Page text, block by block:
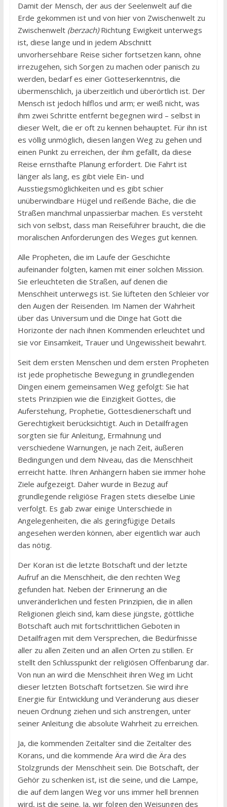
Damit der Mensch, der aus der Seelenwelt auf die
Erde gekommen ist und von hier von Zwischenwelt zu
Zwischenwelt (berzach)Richtung Ewigkeit unterwegs
ist, diese lange und in jedem Abschnitt
unvorhersehbare Reise sicher fortsetzen kann, ohne
irrezugehen, sich Sorgen zu machen oder panisch zu
werden, bedarf es einer Gotteserkenntnis, die
übermenschlich, ja überzeitlich und überörtlich ist. Der
Mensch ist jedoch hilflos und arm; er weiß nicht, was
ihm zwei Schritte entfernt begegnen wird – selbst in
dieser Welt, die er oft zu kennen behauptet. Für ihn ist
es völlig unmöglich, diesen langen Weg zu gehen und
einen Punkt zu erreichen, der ihm gefällt, da diese
Reise ernsthafte Planung erfordert. Die Fahrt ist
länger als lang, es gibt viele Ein- und
Ausstiegsmöglichkeiten und es gibt schier
unüberwindbare Hügel und reißende Bäche, die die
Straßen manchmal unpassierbar machen. Es versteht
sich von selbst, dass man Reiseführer braucht, die die
moralischen Anforderungen des Weges gut kennen.
Alle Propheten, die im Laufe der Geschichte
aufeinander folgten, kamen mit einer solchen Mission.
Sie erleuchteten die Straßen, auf denen die
Menschheit unterwegs ist. Sie lüfteten den Schleier vor
den Augen der Reisenden. Im Namen der Wahrheit
über das Universum und die Dinge hat Gott die
Horizonte der nach ihnen Kommenden erleuchtet und
sie vor Einsamkeit, Trauer und Ungewissheit bewahrt.
Seit dem ersten Menschen und dem ersten Propheten
ist jede prophetische Bewegung in grundlegenden
Dingen einem gemeinsamen Weg gefolgt: Sie hat
stets Prinzipien wie die Einzigkeit Gottes, die
Auferstehung, Prophetie, Gottesdienerschaft und
Gerechtigkeit berücksichtigt. Auch in Detailfragen
sorgten sie für Anleitung, Ermahnung und
verschiedene Warnungen, je nach Zeit, äußeren
Bedingungen und dem Niveau, das die Menschheit
erreicht hatte. Ihren Anhängern haben sie immer hohe
Ziele aufgezeigt. Daher wurde in Bezug auf
grundlegende religiöse Fragen stets dieselbe Linie
verfolgt. Es gab zwar einige Unterschiede in
Angelegenheiten, die als geringfügige Details
angesehen werden können, aber eigentlich war auch
das nötig.
Der Koran ist die letzte Botschaft und der letzte
Aufruf an die Menschheit, die den rechten Weg
gefunden hat. Neben der Erinnerung an die
unveränderlichen und festen Prinzipien, die in allen
Religionen gleich sind, kam diese jüngste, göttliche
Botschaft auch mit fortschrittlichen Geboten in
Detailfragen mit dem Versprechen, die Bedürfnisse
aller zu allen Zeiten und an allen Orten zu stillen. Er
stellt den Schlusspunkt der religiösen Offenbarung dar.
Von nun an wird die Menschheit ihren Weg im Licht
dieser letzten Botschaft fortsetzen. Sie wird ihre
Energie für Entwicklung und Veränderung aus dieser
neuen Ordnung ziehen und sich anstrengen, unter
seiner Anleitung die absolute Wahrheit zu erreichen.
Ja, die kommenden Zeitalter sind die Zeitalter des
Korans, und die kommende Ära wird die Ära des
Stolzgrunds der Menschheit sein. Die Botschaft, der
Gehör zu schenken ist, ist die seine, und die Lampe,
die auf dem langen Weg vor uns immer hell brennen
wird, ist die seine. Ja, wir folgen den Weisungen des